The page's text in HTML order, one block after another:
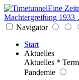
Eine
Machtergreifung 1933
Navigator
Start
Aktuelles
Aktuelles *
Pandemie